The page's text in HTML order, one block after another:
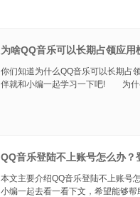
为啥QQ音乐可以长期占领应用
你们知道为什么QQ音乐可以长期占
伴就和小编一起学习一下吧! 为什
QQ音乐登陆不上账号怎么办？
本文主要介绍QQ音乐登陆不上账号
小编一起去看一看下文，希望能